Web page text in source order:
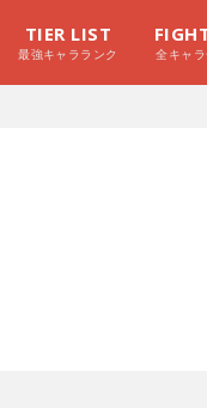
TIER LIST
最強キャラランク 全キャ